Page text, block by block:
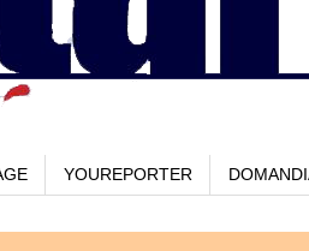
YOUREPORTER